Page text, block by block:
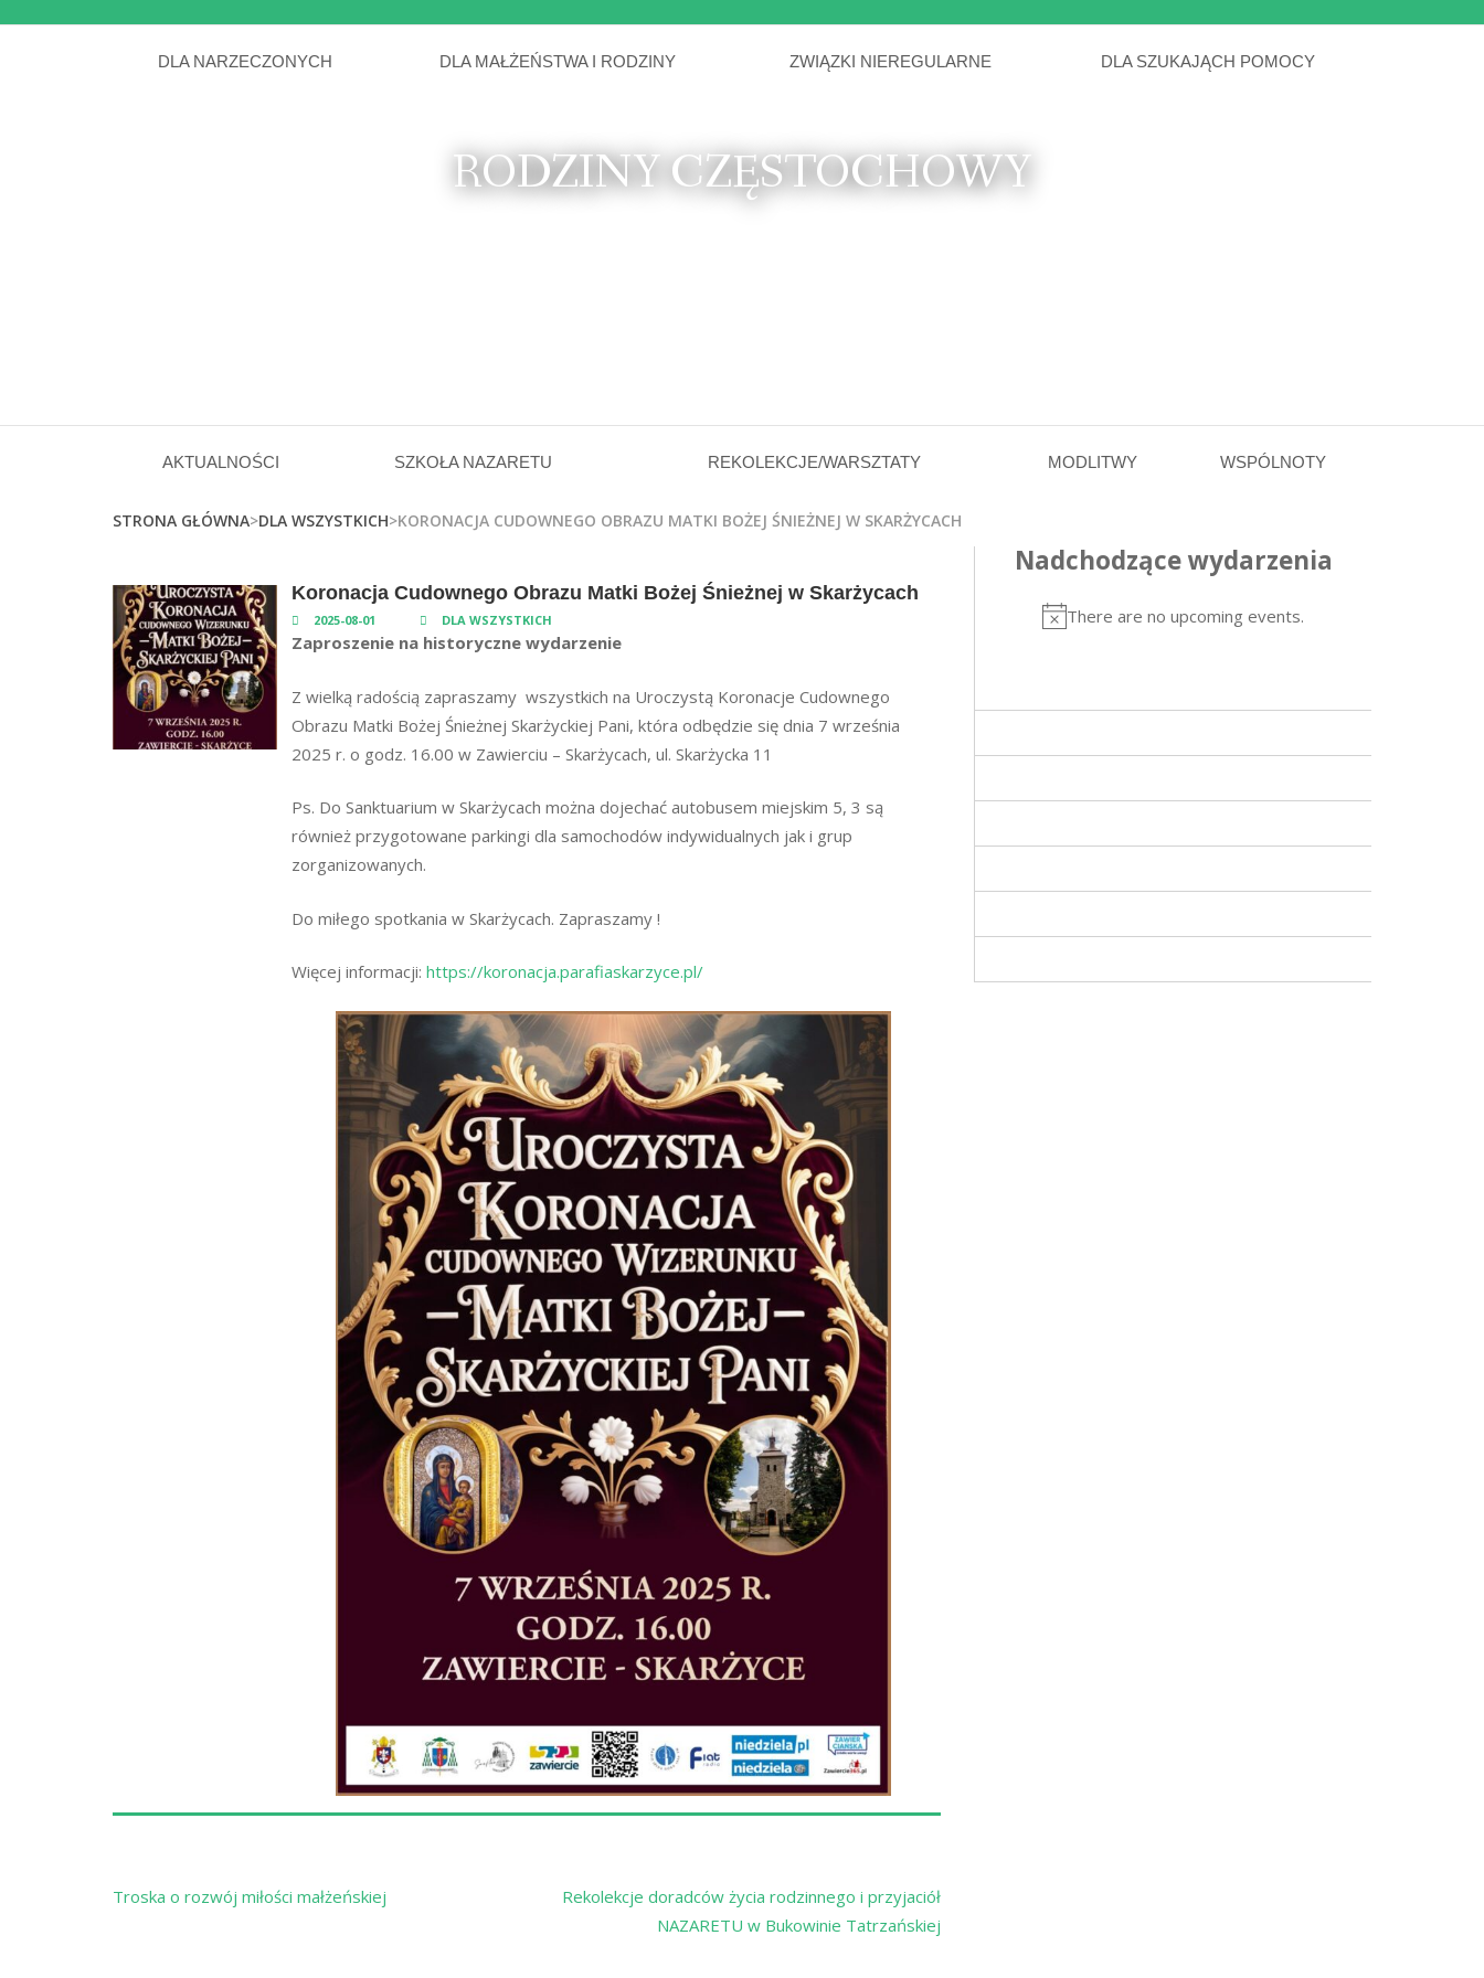
DLA NARZECZONYCH DLA MAŁŻEŃSTWA I RODZINY ZWIĄZKI NIEREGULARNE DLA SZUKAJĄCH POMOCY
RODZINY CZĘSTOCHOWY
AKTUALNOŚCI SZKOŁA NAZARETU REKOLEKCJE/WARSZTATY MODLITWY WSPÓLNOTY
STRONA GŁÓWNA>DLA WSZYSTKICH>KORONACJA CUDOWNEGO OBRAZU MATKI BOŻEJ ŚNIEŻNEJ W SKARŻYCACH
Koronacja Cudownego Obrazu Matki Bożej Śnieżnej w Skarżycach
2025-08-01 DLA WSZYSTKICH
Zaproszenie na historyczne wydarzenie
Z wielką radością zapraszamy wszystkich na Uroczystą Koronacje Cudownego
Obrazu Matki Bożej Śnieżnej Skarżyckiej Pani, która odbędzie się dnia 7 września
2025 r. o godz. 16.00 w Zawierciu – Skarżycach, ul. Skarżycka 11
Ps. Do Sanktuarium w Skarżycach można dojechać autobusem miejskim 5, 3 są
również przygotowane parkingi dla samochodów indywidualnych jak i grup
zorganizowanych.
Do miłego spotkania w Skarżycach. Zapraszamy !
Więcej informacji:https://koronacja.parafiaskarzyce.pl/
Nawigacja
Troska o rozwój miłości małżeńskiej
Rekolekcje doradców życia rodzinnego i przyjaciół
NAZARETU w Bukowinie Tatrzańskiej
Nadchodzące wydarzenia
There are no upcoming events.